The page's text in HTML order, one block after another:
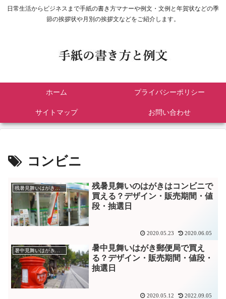
日常生活からビジネスまで手紙の書き方マナーや例文・文例と年賀状などの季
節の挨拶状や月別の挨拶文などをご紹介します。
ホーム プライバシーポリシー
サイトマップ お問い合わせ
コンビニ
残暑見舞いはがきコンビニ
残暑見舞いのはがきはコンビニで
買える？デザイン・販売期間・値
段・抽選日
2020.05.23 2020.06.05
暑中見舞いはがき郵便局
暑中見舞いはがき郵便局で買え
る？デザイン・販売期間・値段・
抽選日
2020.05.12 2022.09.05